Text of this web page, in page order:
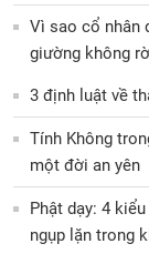
Vì sao cổ nhân
giường không
3 định luật về
Tính Không
một đời an yên
Phật dạy: 4
ngụp lặn trong